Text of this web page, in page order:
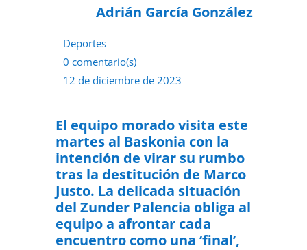
Adrián García González
Deportes
0 comentario(s)
12 de diciembre de 2023
El equipo morado visita este
martes al Baskonia con la
intención de virar su rumbo
tras la destitución de Marco
Justo. La delicada situación
del Zunder Palencia obliga al
equipo a afrontar cada
encuentro como una ‘final’,